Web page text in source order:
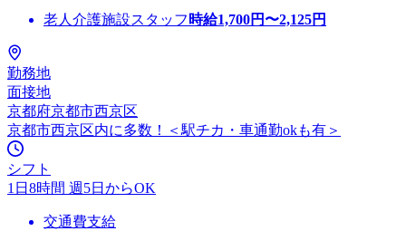
老人介護施設スタッフ 時給1,700円〜2,125円
勤務地
面接地
京都府京都市西京区
京都市西京区内に多数！＜駅チカ・車通勤okも有＞
シフト
1日8時間 週5日からOK
交通費支給